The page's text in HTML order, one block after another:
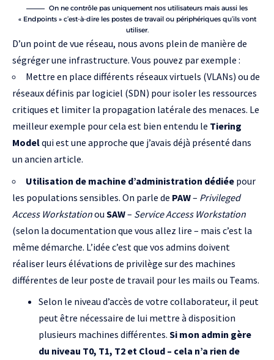
On ne contrôle pas uniquement nos utilisateurs mais aussi les
« Endpoints » c’est-à-dire les postes de travail ou périphériques qu’ils vont
utiliser.
D’un point de vue réseau, nous avons plein de manière de
ségréger une infrastructure. Vous pouvez par exemple :
Mettre en place différents réseaux virtuels (VLANs) ou de
réseaux définis par logiciel (SDN) pour isoler les ressources
critiques et limiter la propagation latérale des menaces. Le
meilleur exemple pour cela est bien entendu le Tiering
Modelqui estune approche que j’avais déjà présenté dans
un ancien article.
Utilisation de machine d’administration dédiée pour
les populations sensibles. On parle de PAW– Privileged
Access Workstationou SAW– Service Access Workstation
(selon la documentation que vous allez lire – mais c’est la
même démarche. L’idée c’est que vos admins doivent
réaliser leurs élévations de privilège sur des machines
différentes de leur poste de travail pour les mails ou Teams.
Selon le niveau d’accès de votre collaborateur, il peut
peut être nécessaire de lui mettre à disposition
plusieurs machines différentes. Si mon admin gère
du niveau T0, T1, T2 et Cloud – cela n’a rien de